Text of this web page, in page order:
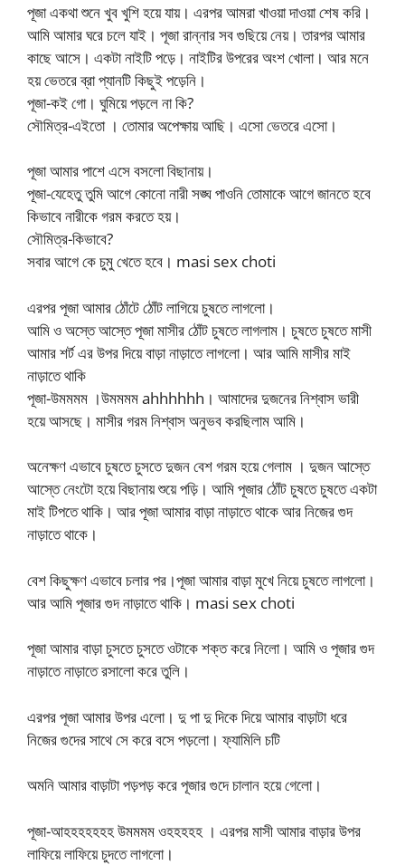
পূজা একথা শুনে খুব খুশি হয়ে যায়। এরপর আমরা খাওয়া দাওয়া শেষ করি।
আমি আমার ঘরে চলে যাই। পূজা রান্নার সব গুছিয়ে নেয়। তারপর আমার
কাছে আসে। একটা নাইটি পড়ে। নাইটির উপরের অংশ খোলা। আর মনে
হয় ভেতরে ব্রা প্যানটি কিছুই পড়েনি।
পূজা-কই গো। ঘুমিয়ে পড়লে না কি?
সৌমিত্র-এইতো । তোমার অপেক্ষায় আছি। এসো ভেতরে এসো।
পূজা আমার পাশে এসে বসলো বিছানায়।
পূজা-যেহেতু তুমি আগে কোনো নারী সঙ্ঘ পাওনি তোমাকে আগে জানতে হবে
কিভাবে নারীকে গরম করতে হয়।
সৌমিত্র-কিভাবে?
সবার আগে কে চুমু খেতে হবে। masi sex choti
এরপর পূজা আমার ঠোঁটে ঠোঁট লাগিয়ে চুষতে লাগলো।
আমি ও অস্তে আস্তে পূজা মাসীর ঠোঁট চুষতে লাগলাম। চুষতে চুষতে মাসী
আমার শর্ট এর উপর দিয়ে বাড়া নাড়াতে লাগলো। আর আমি মাসীর মাই
নাড়াতে থাকি
পূজা-উমমমম ।উমমমম ahhhhhh। আমাদের দুজনের নিশ্বাস ভারী
হয়ে আসছে। মাসীর গরম নিশ্বাস অনুভব করছিলাম আমি।
অনেক্ষণ এভাবে চুষতে চুসতে দুজন বেশ গরম হয়ে গেলাম । দুজন আস্তে
আস্তে নেংটো হয়ে বিছানায় শুয়ে পড়ি। আমি পূজার ঠোঁট চুষতে চুষতে একটা
মাই টিপতে থাকি। আর পূজা আমার বাড়া নাড়াতে থাকে আর নিজের গুদ
নাড়াতে থাকে।
বেশ কিছুক্ষণ এভাবে চলার পর।পূজা আমার বাড়া মুখে নিয়ে চুষতে লাগলো।
আর আমি পূজার গুদ নাড়াতে থাকি। masi sex choti
পূজা আমার বাড়া চুসতে চুসতে ওটাকে শক্ত করে নিলো। আমি ও পূজার গুদ
নাড়াতে নাড়াতে রসালো করে তুলি।
এরপর পূজা আমার উপর এলো। দু পা দু দিকে দিয়ে আমার বাড়াটা ধরে
নিজের গুদের সাথে সে করে বসে পড়লো। ফ্যামিলি চটি
অমনি আমার বাড়াটা পড়পড় করে পূজার গুদে চালান হয়ে গেলো।
পূজা-আহহহহহহহ উমমমম ওহহহহহ । এরপর মাসী আমার বাড়ার উপর
লাফিয়ে লাফিয়ে চুদতে লাগলো।